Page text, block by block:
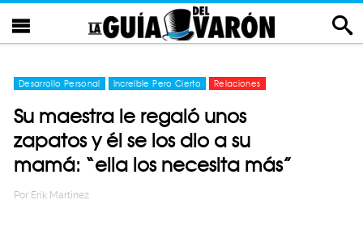
Desarrollo Personal Increíble Pero Cierto Relaciones
Su maestra le regaló unos
zapatos y él se los dio a su
mamá: “ella los necesita más”
Por Erik Martinez